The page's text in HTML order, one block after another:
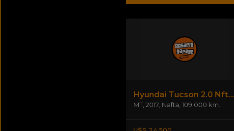
Hyundai Tucson 2.0 Nft. 16 V. 2wd M/tr
MT, 2017, Nafta 109.000 km.